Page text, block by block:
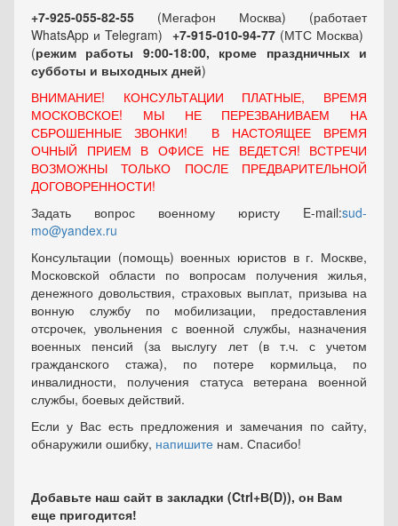
+7-925-055-82-55 (Мегафон Москва) (работает
WhatsApp и Telegram) +7-915-010-94-77 (МТС Москва)
(режим работы 9:00-18:00, кроме праздничных и
субботы и выходных дней)
ВНИМАНИЕ! КОНСУЛЬТАЦИИ ПЛАТНЫЕ, ВРЕМЯ
МОСКОВСКОЕ! МЫ НЕ ПЕРЕЗВАНИВАЕМ НА
СБРОШЕННЫЕ ЗВОНКИ! В НАСТОЯЩЕЕ ВРЕМЯ
ОЧНЫЙ ПРИЕМ В ОФИСЕ НЕ ВЕДЕТСЯ! ВСТРЕЧИ
ВОЗМОЖНЫ ТОЛЬКО ПОСЛЕ ПРЕДВАРИТЕЛЬНОЙ
ДОГОВОРЕННОСТИ!
Задать вопрос военному юристу E-mail:sud-
mo@yandex.ru
Консультации (помощь) военных юристов в г. Москве,
Московской области по вопросам получения жилья,
денежного довольствия, страховых выплат, призыва на
вонную службу по мобилизации, предоставления
отсрочек, увольнения с военной службы, назначения
военных пенсий (за выслугу лет (в т.ч. с учетом
гражданского стажа), по потере кормильца, по
инвалидности, получения статуса ветерана военной
службы, боевых действий.
Если у Вас есть предложения и замечания по сайту,
обнаружили ошибку, напишите нам. Спасибо!
Добавьте наш сайт в закладки (Ctrl+В(D)), он Вам
еще пригодится!